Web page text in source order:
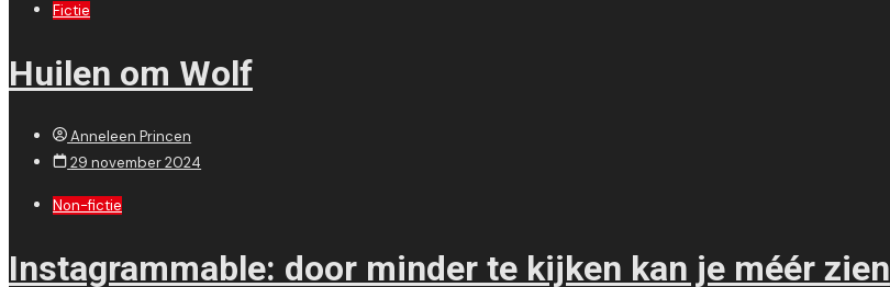
Fictie
Huilen om Wolf
Anneleen Princen
29 november 2024
Non-fictie
Instagrammable: door minder te kijken kan je méér zien